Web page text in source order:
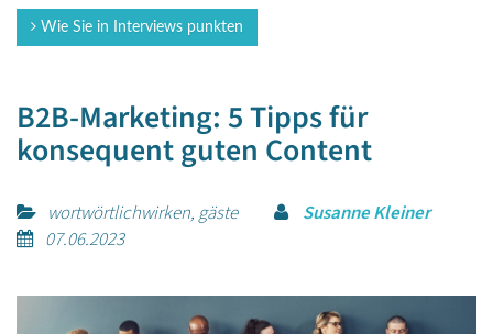
Wie Sie in Interviews punkten
B2B-Marketing: 5 Tipps für
konsequent guten Content
wortwörtlichwirken, gäste
Susanne Kleiner
07.06.2023